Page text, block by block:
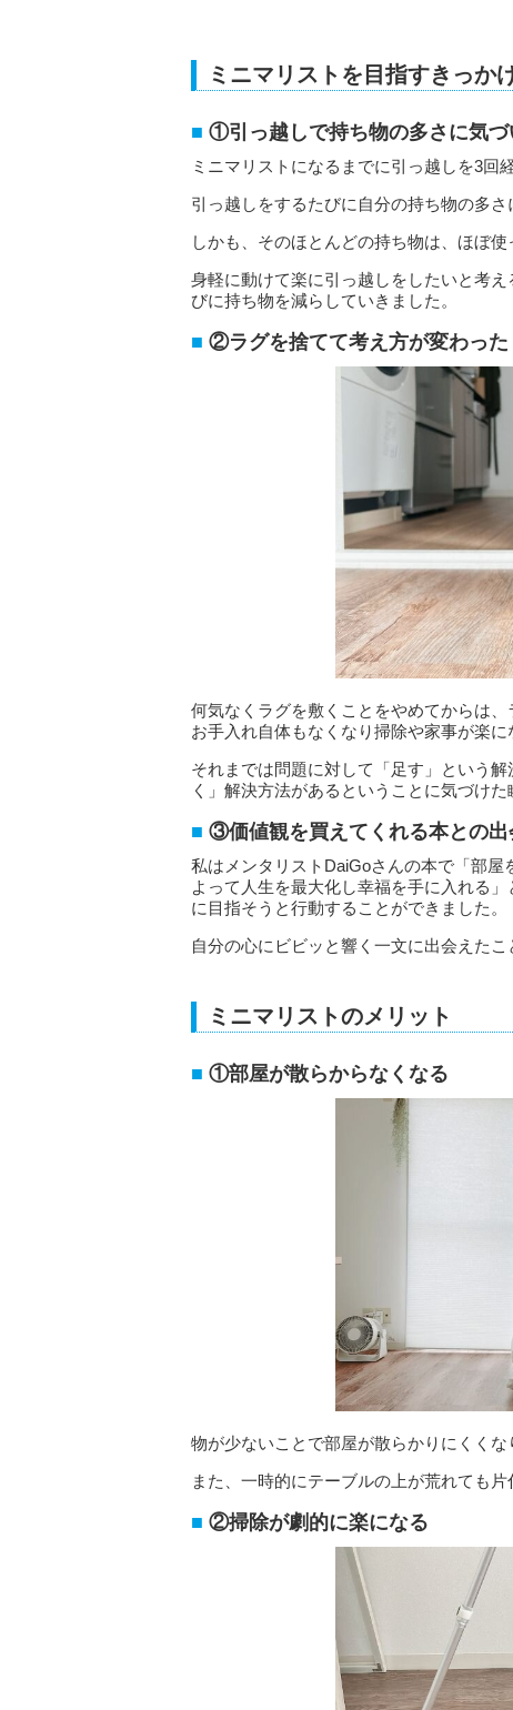
ミニマリストを目指すきっか
①引っ越しで持ち物の多さに気づ
ミニマリストになるまでに引っ越しを3回
引っ越しをするたびに自分の持ち物の多
しかも、そのほとんどの持ち物は、ほぼ
身軽に動けて楽に引っ越しをしたいと考
びに持ち物を減らしていきました。
②ラグを捨てて考え方が変わった
何気なくラグを敷くことをやめてからは
お手入れ自体もなくなり掃除や家事が楽に
それまでは問題に対して「足す」という
く」解決方法があるということに気づけた
③価値観を買えてくれる本との出
私はメンタリストDaiGoさんの本で 「部
よって人生を最大化し幸福を手に入れる」
に目指そうと行動することができました。
自分の心にビビッと響く一文に出会えた
ミニマリストのメリット
①部屋が散らからなくなる
物が少ないことで部屋が散らかりにくくな
また、一時的にテーブルの上が荒れても
②掃除が劇的に楽になる